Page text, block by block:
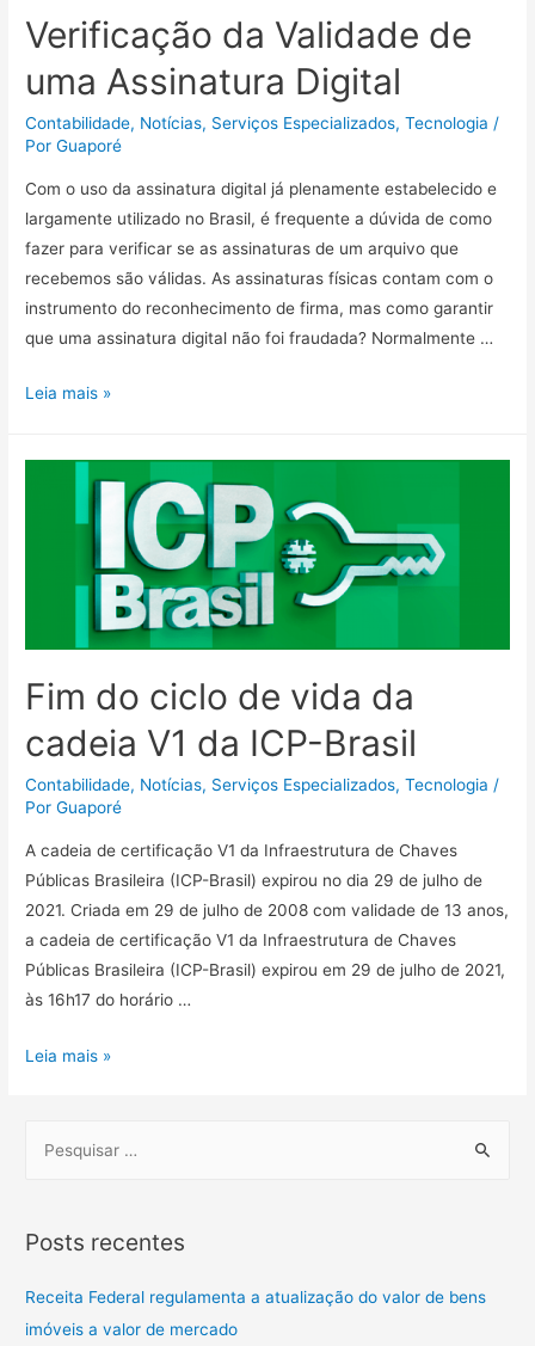
Verificação da Validade de
uma Assinatura Digital
Contabilidade, Notícias, Serviços Especializados,Tecnologia /
PorGuaporé
Com o uso da assinatura digital já plenamente estabelecido e
largamente utilizado no Brasil, é frequente a dúvida de como
fazer para verificar se as assinaturas de um arquivo que
recebemos são válidas. As assinaturas físicas contam com o
instrumento do reconhecimento de firma, mas como garantir
que uma assinatura digital não foi fraudada? Normalmente …
Leia mais »
Fim do ciclo de vida da
cadeia V1 da ICP-Brasil
Contabilidade, Notícias, Serviços Especializados,Tecnologia /
PorGuaporé
A cadeia de certificação V1 da Infraestrutura de Chaves
Públicas Brasileira (ICP-Brasil) expirou no dia 29 de julho de
2021. Criada em 29 de julho de 2008 com validade de 13 anos,
a cadeia de certificação V1 da Infraestrutura de Chaves
Públicas Brasileira (ICP-Brasil) expirou em 29 de julho de 2021,
às 16h17 do horário …
Leia mais »
Posts recentes
Receita Federal regulamenta a atualização do valor de bens
imóveis a valor de mercado